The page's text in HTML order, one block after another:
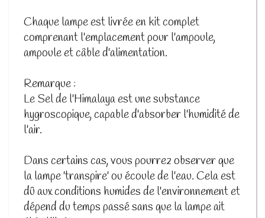
Chaque lampe est livrée en kit complet
comprenant l'emplacement pour l'ampoule,
ampoule et câble d'alimentation.
Remarque :
Le Sel de l'Himalaya est une substance
hygroscopique, capable d'absorber l'humidité de
l'air.
Dans certains cas, vous pourrez observer que
la lampe 'transpire' ou écoule de l'eau. Cela est
dû aux conditions humides de l'environnement et
dépend du temps passé sans que la lampe ait